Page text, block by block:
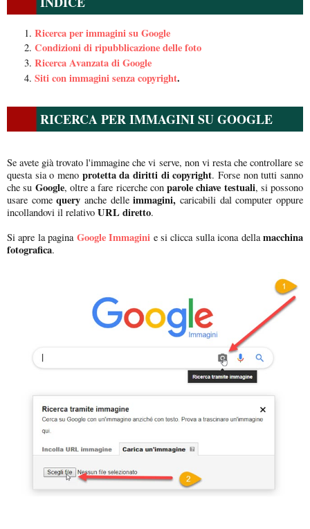
Ricerca per immagini su Google
Condizioni di ripubblicazione delle foto
Ricerca Avanzata di Google
Siti con immagini senza copyright.
RICERCA PER IMMAGINI SU GOOGLE
Se avete già trovato l'immagine che vi serve, non vi resta che controllare se
questa sia o meno protetta da diritti di copyright. Forse non tutti sanno
che su Google, oltre a fare ricerche con parole chiave testuali, si possono
usare comequery anche delleimmagini, caricabili dal computer oppure
incollandovi il relativo URL diretto.
Si apre la pagina Google Immagini e si clicca sulla icona dellamacchina
fotografica.